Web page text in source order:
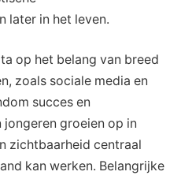
later in het leven.
op het belang van breed
zoals sociale media en
succes en
jongeren groeien op in
zichtbaarheid centraal
kan werken. Belangrijke